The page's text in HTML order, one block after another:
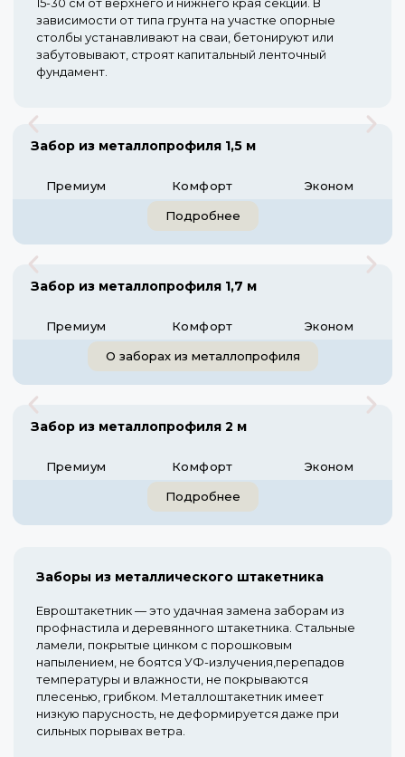
зависимости от типа грунта на участке опорные
столбы устанавливают на сваи, бетонируют или
забутовывают, строят капитальный ленточный
фундамент.
Забор из металлопрофиля 1,5 м
Премиум Комфорт Эконом
Подробнее
Забор из металлопрофиля 1,7 м
Премиум Комфорт Эконом
О заборах из металлопрофиля
Забор из металлопрофиля 2 м
Премиум Комфорт Эконом
Подробнее
Заборы из металлического штакетника
Евроштакетник — это удачная замена заборам из
профнастила и деревянного штакетника. Стальные
ламели, покрытые цинком с порошковым
напылением, не боятся УФ-излучения,перепадов
температуры и влажности, не покрываются
плесенью, грибком. Металлоштакетник имеет
низкую парусность, не деформируется даже при
сильных порывах ветра.